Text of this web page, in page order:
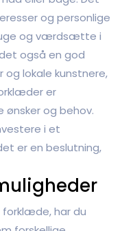
og personlige
og værdsætte i
også en god
lokale kunstnere,
er
og behov.
i et
er en beslutning,
har du